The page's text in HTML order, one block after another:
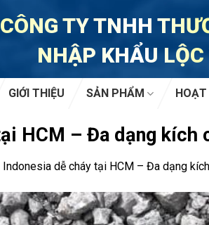
CÔNG TY TNHH
NHẬP KHẨU
GIỚI THIỆU SẢN PHẨM
HCM – Đa dạng kích
Indonesia dễ cháy tại HCM – Đa dạng